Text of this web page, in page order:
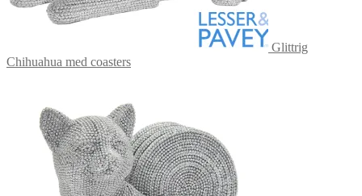
Glittrig
Chihuahua med coasters